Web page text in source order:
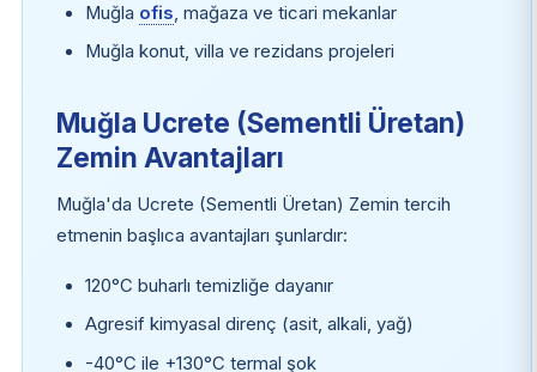
Muğla ofis , mağaza ve ticari mekanlar
Muğla konut, villa ve rezidans projeleri
Muğla Ucrete (Sementli Üretan)
Zemin Avantajları
Muğla'da Ucrete (Sementli Üretan) Zemin tercih
etmenin başlıca avantajları şunlardır:
120°C buharlı temizliğe dayanır
Agresif kimyasal direnç (asit, alkali, yağ)
-40°C ile +130°C termal şok